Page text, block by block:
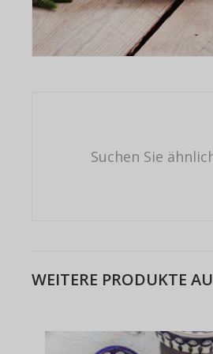
Suchen Sie
WEITERE PRODUKTE